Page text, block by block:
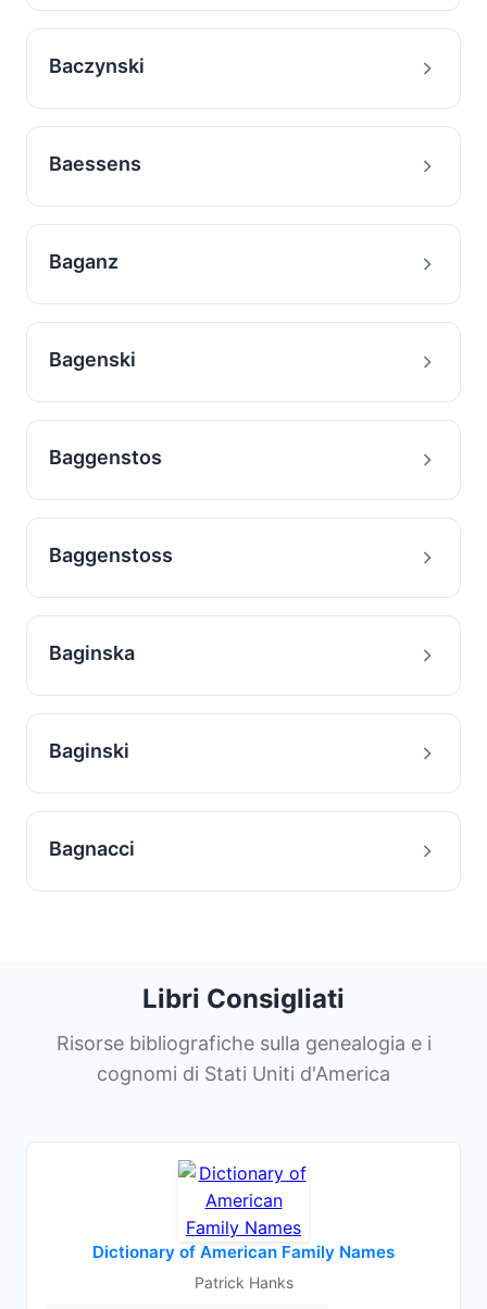
Baczynski
Baessens
Baganz
Bagenski
Baggenstos
Baggenstoss
Baginska
Baginski
Bagnacci
Libri Consigliati
Risorse bibliografiche sulla genealogia e i
cognomi di Stati Uniti d'America
Dictionary of American Family Names
Patrick Hanks